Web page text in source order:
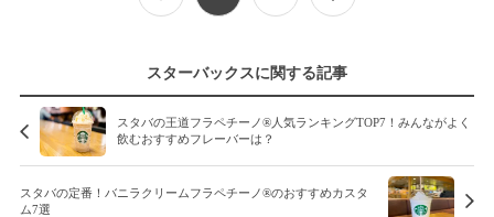
スターバックスに関する記事
スタバの王道フラペチーノ®人気ランキングTOP7！みんながよく
飲むおすすめフレーバーは？
スタバの定番！バニラクリームフラペチーノ®のおすすめカスタ
ム7選